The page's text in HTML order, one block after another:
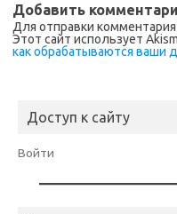
Добавить
Для отправки
Этот сайт использует
как обрабатываются ваши
Доступ к сайту
Войти